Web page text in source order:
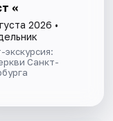
«
2026 •
экскурсия:
Санкт-